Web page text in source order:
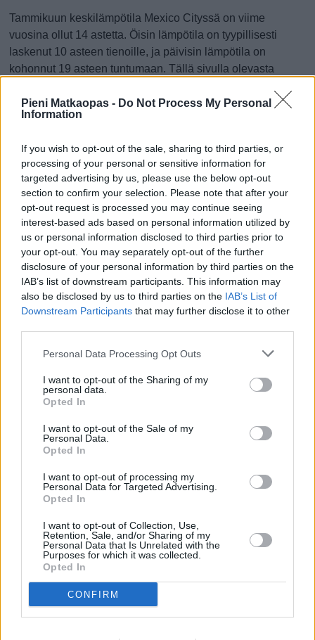
Pieni Matkaopas - Do Not Process My Personal
Information
If you wish to opt-out of the sale, sharing to third parties, or
processing of your personal or sensitive information for
targeted advertising by us, please use the below opt-out
section to confirm your selection. Please note that after your
opt-out request is processed you may continue seeing
interest-based ads based on personal information utilized by
us or personal information disclosed to third parties prior to
your opt-out. You may separately opt-out of the further
disclosure of your personal information by third parties on the
IAB’s list of downstream participants. This information may
also be disclosed by us to third parties on the IAB’s List of
Downstream Participants that may further disclose it to other
Personal Data Processing Opt Outs
I want to opt-out of the Sharing of my
personal data.
Opted In
I want to opt-out of the Sale of my
Personal Data.
Opted In
I want to opt-out of processing my
Personal Data for Targeted Advertising.
Opted In
I want to opt-out of Collection, Use,
Retention, Sale, and/or Sharing of my
Personal Data that Is Unrelated with the
Purposes for which it was collected.
Opted In
CONFIRM
Tammikuun keskilämpötila Mexico Cityssä on viime
vuosina ollut 14 astetta. Öisin lämpötila on tyypillisesti
laskenut 10 asteen tienoille, ja päivisin lämpötila on
kohonnut 19 asteen tuntumaan. Tällä sivulla olevasta
keskimäärin ollut tammikuussa viime vuosina ja
vaihteluväli, jolla lämpötila tavallisina päivinä on minäkin
Hetkellisesti Mexico Cityssä on silti koettu tätäkin
kylmempiä ja lämpimämpiä tammikuisia päiviä. Esimerkiksi
vuoden 2018 tammikuussa lämpötila käväisi alimmillaan 2
asteessa ja toisaalta vuonna 2017 tammikuussa hätyyteltiin
eräänä poikkeuksellisen lämpimänä päivänä 27 asteen
lukemia.
Entä muut kuukaudet? Miten lämmintä
Mexico Cityssä on ollut...
Huhtikuussa Toukokuussa Kesäkuussa
Heinäkuussa Elokuussa Syyskuussa
Lokakuussa
Kiinnostavatko sademäärät?
Katso miten paljonMexico Cityssä on satanut tammikuussa
aikaisempina vuosina.
Tammikuun keskilämpötila Mexico
Cityssä 10 vuoden tarkastelujaksolla
Mikä on Mexico Cityn tavanomainen lämpötila
tammikuussa.
Vuorokauden
keskimäärin